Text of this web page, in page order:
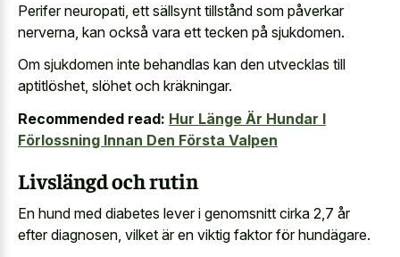
Perifer neuropati, ett sällsynt tillstånd som påverkar
nerverna, kan också vara ett tecken på sjukdomen.
Om sjukdomen inte behandlas kan den utvecklas till
aptitlöshet, slöhet och kräkningar.
Recommended read: Hur Länge Är Hundar I
Förlossning Innan Den Första Valpen
Livslängd och rutin
En hund med diabetes lever i genomsnitt cirka 2,7 år
efter diagnosen, vilket är en viktig faktor för hundägare.